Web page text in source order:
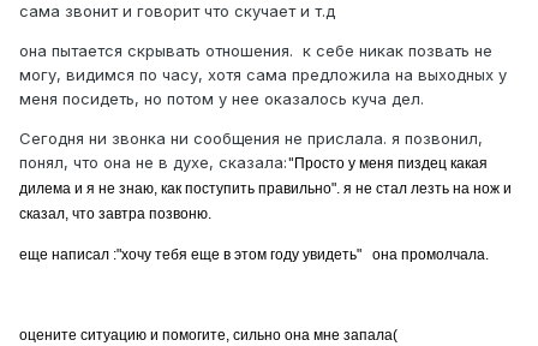
сама звонит и говорит что скучает и т.д
она пытается скрывать отношения. к себе никак позвать не
могу, видимся по часу, хотя сама предложила на выходных у
меня посидеть, но потом у нее оказалось куча дел.
Сегодня ни звонка ни сообщения не прислала. я позвонил,
понял, что она не в духе, сказала:" Просто у меня пиздец какая
дилема и я не знаю, как поступить правильно". я не стал лезть на нож и
сказал, что завтра позвоню.
еще написал :"хочу тебя еще в этом году увидеть" она промолчала.
оцените ситуацию и помогите, сильно она мне запала(